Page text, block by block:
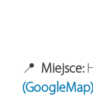
📍 Miejsce:
(GoogleMap)